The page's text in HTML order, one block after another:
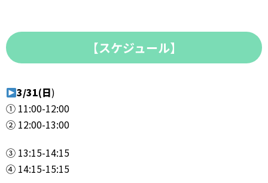
【スケジュール】
3/31(日)
① 11:00-12:00
② 12:00-13:00
③ 13:15-14:15
④ 14:15-15:15